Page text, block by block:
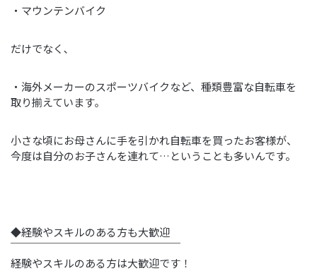
・マウンテンバイク
だけでなく､
・海外メーカーのスポーツバイクなど、種類豊富な自転車を
取り揃えています｡
小さな頃にお母さんに手を引かれ自転車を買ったお客様が、
今度は自分のお子さんを連れて…ということも多いんです。
◆経験やスキルのある方も大歓迎
￣￣￣￣￣￣￣￣￣￣￣￣￣￣￣￣
経験やスキルのある方は大歓迎です！